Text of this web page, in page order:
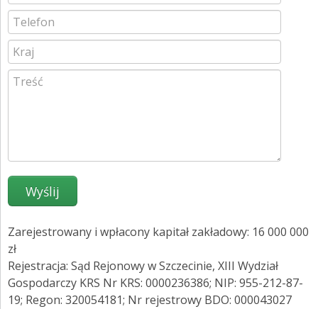
ZGŁOŚ INCYDENT MEDYCZNY
PRZEMYSŁ SPOŻYWCZY
PIELĘGNACJA SKÓRY
RAPORT ESG
KONTAKT
ABENA POLSKA
ZNAJDŹ DYSTRYBUTORA
BAMBO NATURE
Zarejestrowany i wpłacony kapitał zakładowy: 16 000 000
zł
Rejestracja: Sąd Rejonowy w Szczecinie, XIII Wydział
Gospodarczy KRS Nr KRS: 0000236386; NIP: 955-212-87-
19; Regon: 320054181; Nr rejestrowy BDO: 000043027